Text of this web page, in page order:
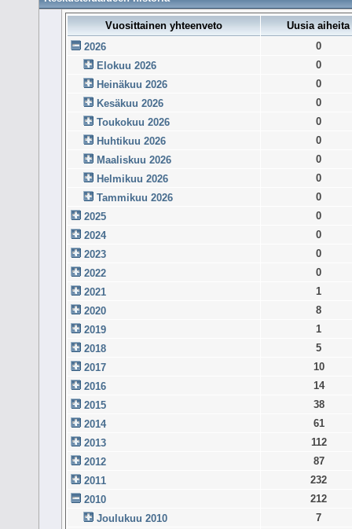
Vuosittainen yhteenveto
Uusia aiheita
2026
0
Elokuu 2026
0
Heinäkuu 2026
0
Kesäkuu 2026
0
Toukokuu 2026
0
Huhtikuu 2026
0
Maaliskuu 2026
0
Helmikuu 2026
0
Tammikuu 2026
0
2025
0
2024
0
2023
0
2022
0
2021
1
2020
8
2019
1
2018
5
2017
10
2016
14
2015
38
2014
61
2013
112
2012
87
2011
232
2010
212
Joulukuu 2010
7